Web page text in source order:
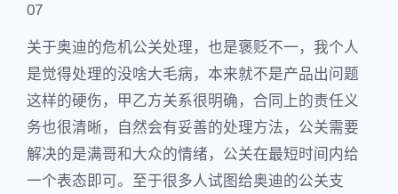
07
关于奥迪的危机公关处理，也是褒贬不一，我个人
是觉得处理的没啥大毛病，本来就不是产品出问题
这样的硬伤，甲乙方关系很明确，合同上的责任义
务也很清晰，自然会有妥善的处理方法，公关需要
解决的是满哥和大众的情绪，公关在最短时间内给
一个表态即可。至于很多人试图给奥迪的公关支